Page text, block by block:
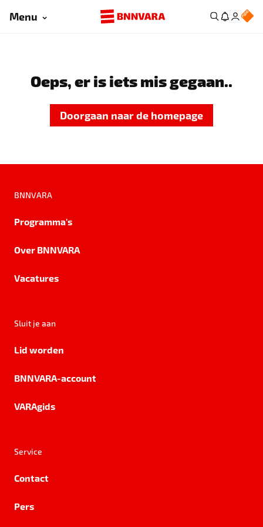
Menu
Oeps, er is iets mis gegaan..
Doorgaan naar de homepage
BNNVARA
Programma's
Over BNNVARA
Vacatures
Sluit je aan
Lid worden
BNNVARA-account
VARAgids
Service
Contact
Pers